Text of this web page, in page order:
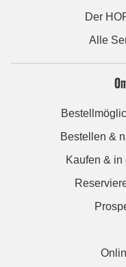
Der
Alle
Bestellen &
Kaufen & in